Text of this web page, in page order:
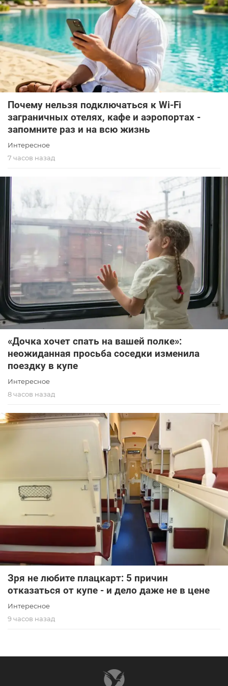
Почему нельзя подключаться к Wi-Fi
заграничных отелях, кафе и аэропортах -
запомните раз и на всю жизнь
Интересное
7 часов назад
«Дочка хочет спать на вашей полке»:
неожиданная просьба соседки изменила
поездку в купе
Интересное
8 часов назад
Зря не любите плацкарт: 5 причин
отказаться от купе - и дело даже не в цене
Интересное
9 часов назад